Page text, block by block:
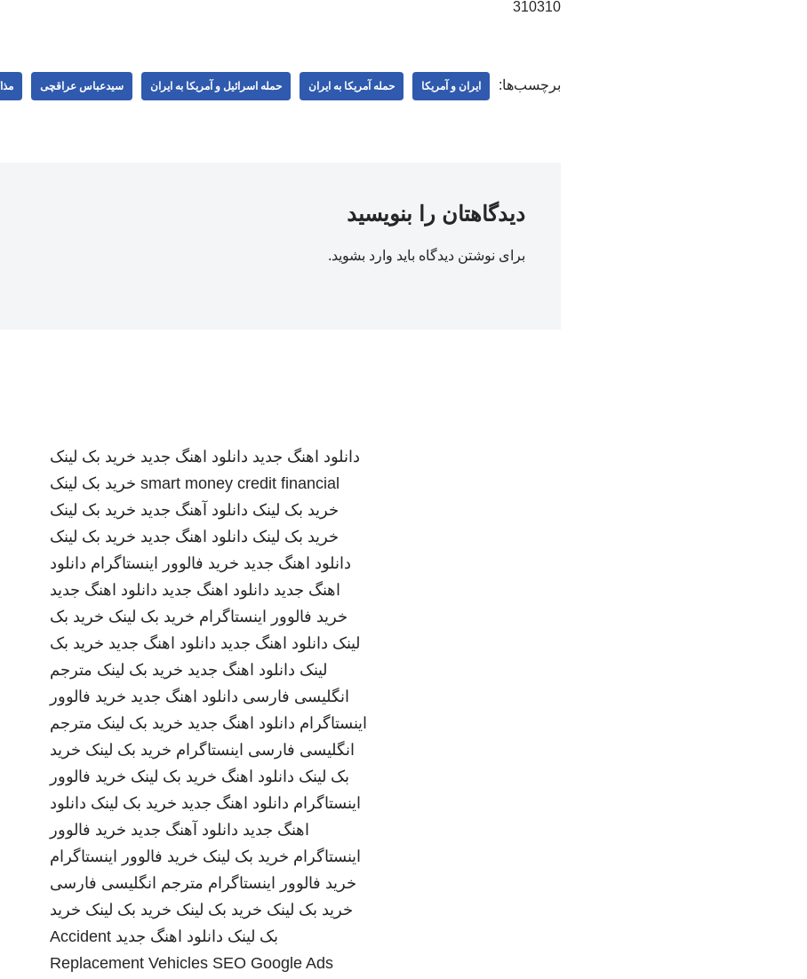
310310
برچسب‌ها: ایران و آمریکا حمله آمریکا به ایران حمله اسرائیل و آمریکا به ایران سیدعباس عراقچی
دیدگاهتان را بنویسید
برای نوشتن دیدگاه باید وارد بشوید.
دانلود اهنگ جدید دانلود اهنگ جدید خرید بک لینک
smart money credit financial خرید بک لینک
خرید بک لینک دانلود آهنگ جدید خرید بک لینک
خرید بک لینک دانلود اهنگ جدید خرید بک لینک
دانلود اهنگ جدید خرید فالوور اینستاگرام دانلود
اهنگ جدید دانلود اهنگ جدید دانلود اهنگ جدید
خرید فالوور اینستاگرام خرید بک لینک خرید بک
لینک دانلود اهنگ جدید دانلود اهنگ جدید خرید بک
لینک دانلود اهنگ جدید خرید بک لینک مترجم
انگلیسی فارسی دانلود اهنگ جدید خرید فالوور
اینستاگرام دانلود اهنگ جدید خرید بک لینک مترجم
انگلیسی فارسی اینستاگرام خرید بک لینک خرید
بک لینک دانلود اهنگ خرید بک لینک خرید فالوور
اینستاگرام دانلود اهنگ جدید خرید بک لینک دانلود
اهنگ جدید دانلود آهنگ جدید خرید فالوور
اینستاگرام خرید بک لینک خرید فالوور اینستاگرام
خرید فالوور اینستاگرام مترجم انگلیسی فارسی
خرید بک لینک خرید بک لینک خرید بک لینک خرید
بک لینک دانلود اهنگ جدید Accident
Replacement Vehicles SEO Google Ads